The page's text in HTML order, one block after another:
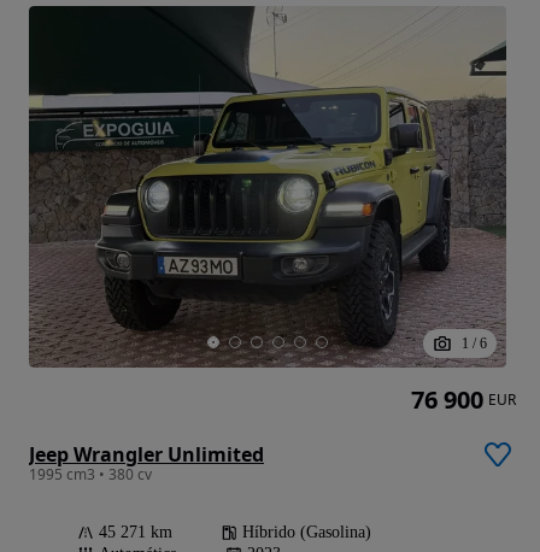
1 / 6
Jeep Wrangler Unlimited
1995 cm3 • 380 cv
45 271 km
Híbrido (Gasolina)
76 900 EUR